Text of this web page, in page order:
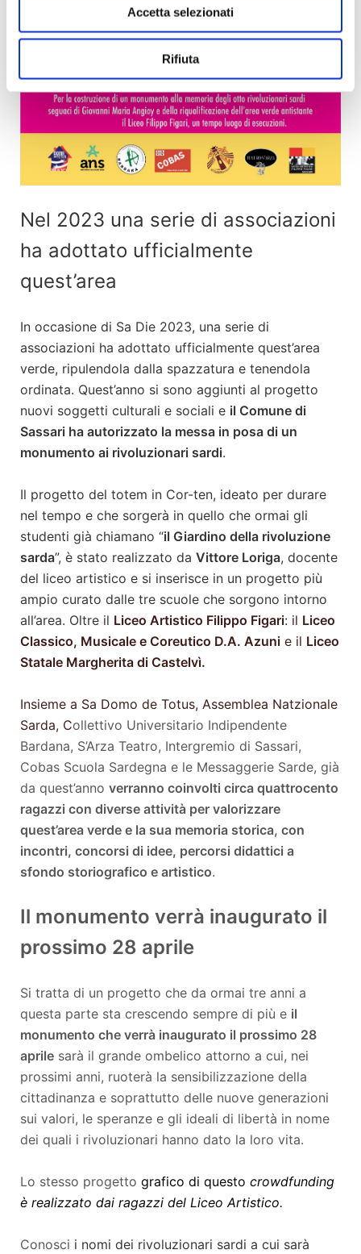
Accetta selezionati
Rifiuta
Nel 2023 una serie di associazioni
ha adottato ufficialmente
quest’area
In occasione di Sa Die 2023, una serie di
associazioni ha adottato ufficialmente quest’area
verde, ripulendola dalla spazzatura e tenendola
ordinata. Quest’anno si sono aggiunti al progetto
nuovi soggetti culturali e sociali e il Comune di
Sassari ha autorizzato la messa in posa di un
monumento ai rivoluzionari sardi.
Il progetto del totem in Cor-ten, ideato per durare
nel tempo e che sorgerà in quello che ormai gli
studenti già chiamano “il Giardino della rivoluzione
sarda”, è stato realizzato da Vittore Loriga, docente
del liceo artistico e si inserisce in un progetto più
ampio curato dalle tre scuole che sorgono intorno
all’area. Oltre il Liceo Artistico Filippo Figari: il Liceo
Classico, Musicale e Coreutico D.A. Azuni e il Liceo
Statale Margherita di Castelvì.
Insieme a Sa Domo de Totus, Assemblea Natzionale
Sarda, Collettivo Universitario Indipendente
Bardana, S’Arza Teatro, Intergremio di Sassari,
Cobas Scuola Sardegna e le Messaggerie Sarde, già
da quest’anno verranno coinvolti circa quattrocento
ragazzi con diverse attività per valorizzare
quest’area verde e la sua memoria storica, con
incontri, concorsi di idee, percorsi didattici a
sfondo storiografico e artistico.
Il monumento verrà inaugurato il
prossimo 28 aprile
Si tratta di un progetto che da ormai tre anni a
questa parte sta crescendo sempre di più e il
monumento che verrà inaugurato il prossimo 28
aprile sarà il grande ombelico attorno a cui, nei
prossimi anni, ruoterà la sensibilizzazione della
cittadinanza e soprattutto delle nuove generazioni
sui valori, le speranze e gli ideali di libertà in nome
dei quali i rivoluzionari hanno dato la loro vita.
Lo stesso progetto grafico di questo crowdfunding
è realizzato dai ragazzi del Liceo Artistico.
Conosci i nomi dei rivoluzionari sardi a cui sarà